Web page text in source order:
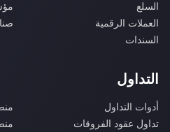
السلع
العملات الرقمية
السندات
التداول
أدوات التداول
تداول عقود الفروقات